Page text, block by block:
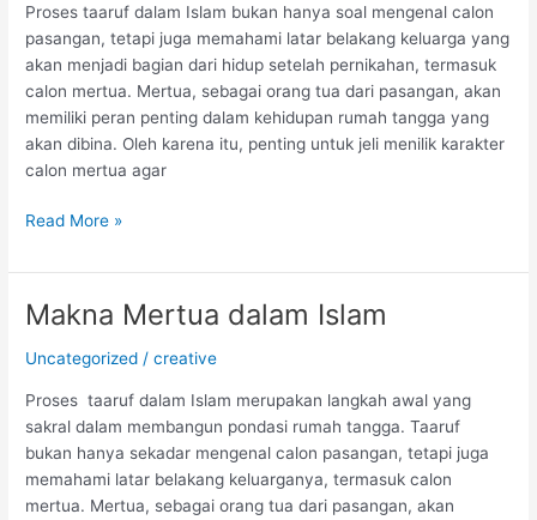
Proses taaruf dalam Islam bukan hanya soal mengenal calon
pasangan, tetapi juga memahami latar belakang keluarga yang
akan menjadi bagian dari hidup setelah pernikahan, termasuk
calon mertua. Mertua, sebagai orang tua dari pasangan, akan
memiliki peran penting dalam kehidupan rumah tangga yang
akan dibina. Oleh karena itu, penting untuk jeli menilik karakter
calon mertua agar
Baik
saat
Taaruf
Read More »
Makna Mertua dalam Islam
Uncategorized /creative
Proses taaruf dalam Islam merupakan langkah awal yang
sakral dalam membangun pondasi rumah tangga. Taaruf
bukan hanya sekadar mengenal calon pasangan, tetapi juga
memahami latar belakang keluarganya, termasuk calon
mertua. Mertua, sebagai orang tua dari pasangan, akan
Makna
dalam